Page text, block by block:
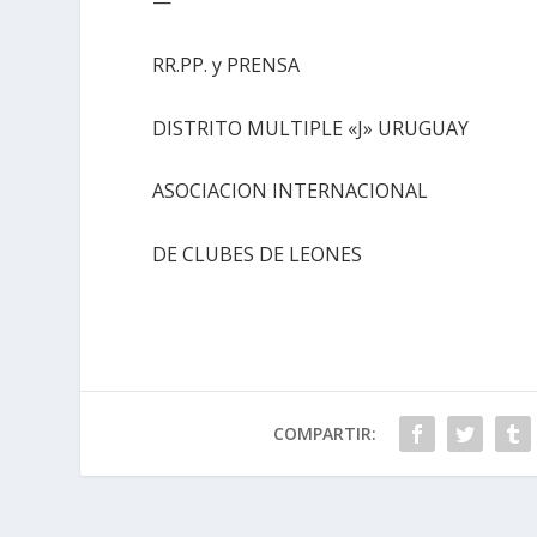
RR.PP. y PRENSA
DISTRITO MULTIPLE «J» URUGUAY
ASOCIACION INTERNACIONAL
DE CLUBES DE LEONES
COMPARTIR: